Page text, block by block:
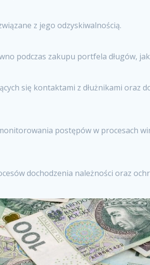
z jego odzyskiwalnością.
podczas zakupu portfela długów,
się kontaktami z dłużnikami oraz
postępów w procesach
dochodzenia należności oraz